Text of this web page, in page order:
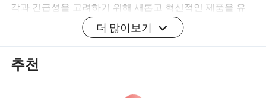
각과 긴급성을 고려하기 위해 새롭고 혁신적인 제품을 유
지하고 있습니다. 고객에게 훌륭한 서비스를 제공하고 고
객의 요구를 충족시키는 것은 우리의 영원한 추구입니다.
우리 회사의 제품은 전 세계적으로 판매되었습니다. 이 회
더 많이보기
추천